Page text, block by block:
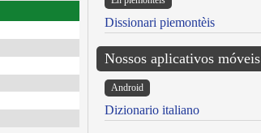
Dissionari piemontèis
Nossos aplicativos móveis
Android
Dizionario italiano